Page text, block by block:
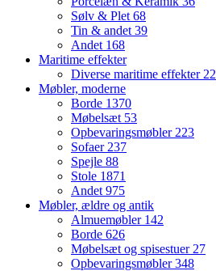
Sølv & Plet 68
Tin & andet 39
Andet 168
Maritime effekter
Diverse maritime effekter 22
Møbler, moderne
Borde 1370
Møbelsæt 53
Opbevaringsmøbler 223
Sofaer 237
Spejle 88
Stole 1871
Andet 975
Møbler, ældre og antik
Almuemøbler 142
Borde 626
Møbelsæt og spisestuer 27
Opbevaringsmøbler348